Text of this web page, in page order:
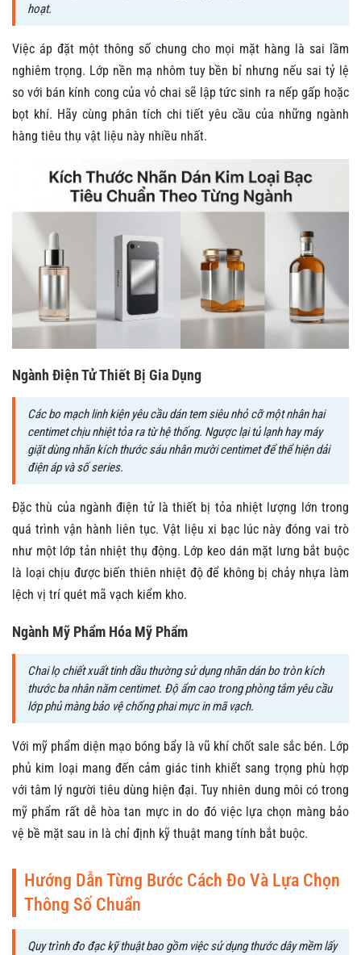
hoạt.
Việc áp đặt một thông số chung cho mọi mặt hàng là sai lầm
nghiêm trọng. Lớp nền mạ nhôm tuy bền bỉ nhưng nếu sai tỷ lệ
so với bán kính cong của vỏ chai sẽ lập tức sinh ra nếp gấp hoặc
bọt khí. Hãy cùng phân tích chi tiết yêu cầu của những ngành
hàng tiêu thụ vật liệu này nhiều nhất.
Ngành Điện Tử Thiết Bị Gia Dụng
Các bo mạch linh kiện yêu cầu dán tem siêu nhỏ cỡ một nhân hai
centimet chịu nhiệt tỏa ra từ hệ thống. Ngược lại tủ lạnh hay máy
giặt dùng nhãn kích thước sáu nhân mười centimet để thể hiện dải
điện áp và số series.
Đặc thù của ngành điện tử là thiết bị tỏa nhiệt lượng lớn trong
quá trình vận hành liên tục. Vật liệu xi bạc lúc này đóng vai trò
như một lớp tản nhiệt thụ động. Lớp keo dán mặt lưng bắt buộc
là loại chịu được biến thiên nhiệt độ để không bị chảy nhựa làm
lệch vị trí quét mã vạch kiểm kho.
Ngành Mỹ Phẩm Hóa Mỹ Phẩm
Chai lọ chiết xuất tinh dầu thường sử dụng nhãn dán bo tròn kích
thước ba nhân năm centimet. Độ ẩm cao trong phòng tắm yêu cầu
lớp phủ màng bảo vệ chống phai mực in mã vạch.
Với mỹ phẩm diện mạo bóng bẩy là vũ khí chốt sale sắc bén. Lớp
phủ kim loại mang đến cảm giác tinh khiết sang trọng phù hợp
với tâm lý người tiêu dùng hiện đại. Tuy nhiên dung môi có trong
mỹ phẩm rất dễ hòa tan mực in do đó việc lựa chọn màng bảo
vệ bề mặt sau in là chỉ định kỹ thuật mang tính bắt buộc.
Hướng Dẫn Từng Bước Cách Đo Và Lựa Chọn
Thông Số Chuẩn
Quy trình đo đạc kỹ thuật bao gồm việc sử dụng thước dây mềm lấy